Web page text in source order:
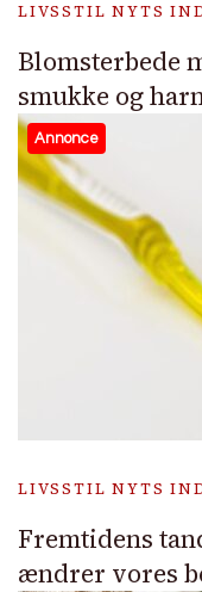
LIVSSTIL NYTS
Blomsterbede
smukke og
Annonce
LIVSSTIL NYTS
Fremtidens
ændrer vores